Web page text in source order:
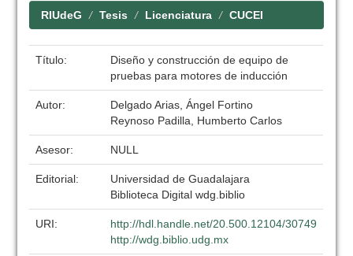
RIUdeG Tesis Licenciatura CUCEI
Título:
Diseño y construcción de equipo de
pruebas para motores de inducción
Autor:
Delgado Arias, Ángel Fortino
Reynoso Padilla, Humberto Carlos
Asesor: NULL
Editorial:
Universidad de Guadalajara
Biblioteca Digital wdg.biblio
URI:
http://hdl.handle.net/20.500.12104/30749
http://wdg.biblio.udg.mx